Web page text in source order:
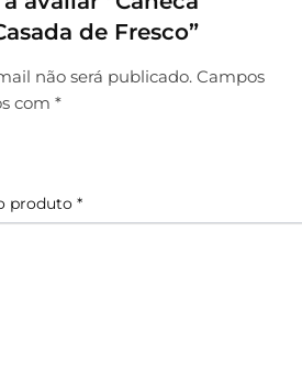
de Fresco”
não será publicado. Campos
com *
produto *